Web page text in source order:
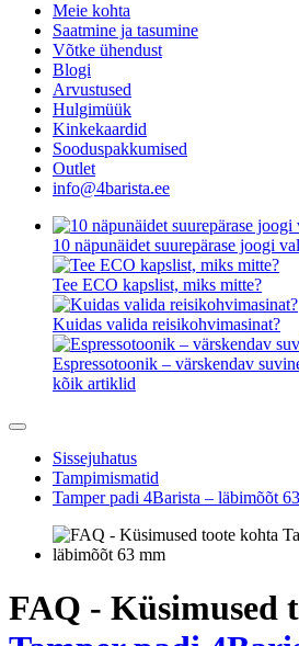
Meie kohta
Saatmine ja tasumine
Võtke ühendust
Blogi
Arvustused
Hulgimüük
Kinkekaardid
Sooduspakkumised
Outlet
info@4barista.ee
10 näpunäidet suurepärase joogi
Tee ECO kapslist, miks mitte?
Kuidas valida reisikohvimasinat?
Espressotoonik – värskendav
kõik artiklid
Sissejuhatus
Tampimismatid
Tamper padi 4Barista – läbimõõt
FAQ - Küsimused